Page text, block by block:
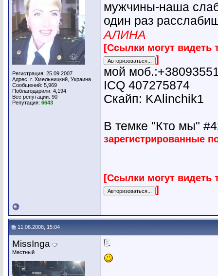
Регистрация: 25.09.2007
Адрес: г. Хмельницкий, Украина
Сообщений: 5,969
Поблагодарили: 4,194
Вес репутации: 90
Репутация: 6643
мужчины-наша
один раз
АЛИНА
[Ссылки могут видеть
]
мой
ICQ 407275874
Скайп: KAlinchik1
В темке "Кто мы"
зарегистрированные
[Ссылки могут видеть
]
11.06.2008, 15:04
MissInga
Местный